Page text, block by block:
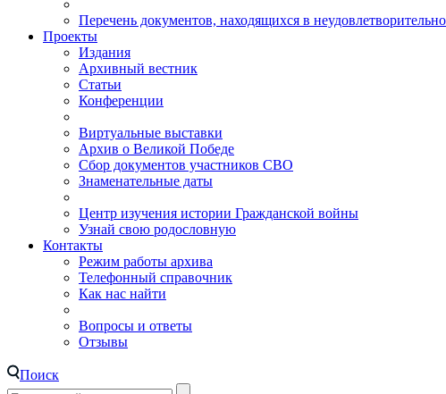
Перечень документов, находящихся в
Проекты
Издания
Архивный вестник
Статьи
Конференции
Виртуальные выставки
Архив о Великой Победе
Сбор документов участников СВО
Знаменательные даты
Центр изучения истории Гражданской войны
Узнай свою родословную
Контакты
Режим работы архива
Телефонный справочник
Как нас найти
Вопросы и ответы
Отзывы
Поиск